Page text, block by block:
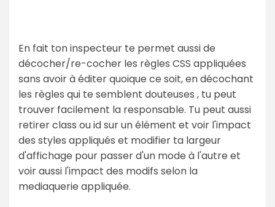
En fait ton inspecteur te permet aussi de
décocher/re-cocher les règles CSS appliquées
sans avoir à éditer quoique ce soit, en décochant
les règles qui te semblent douteuses , tu peut
trouver facilement la responsable. Tu peut aussi
retirer class ou id sur un élément et voir l'impact
des styles appliqués et modifier ta largeur
d'affichage pour passer d'un mode à l'autre et
voir aussi l'impact des modifs selon la
mediaquerie appliquée.